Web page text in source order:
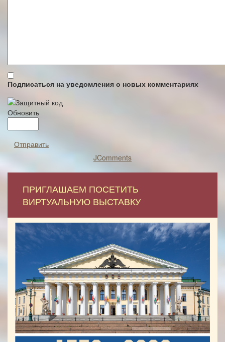
Подписаться на уведомления о новых комментариях
Обновить
Отправить
JComments
ПРИГЛАШАЕМ ПОСЕТИТЬ
ВИРТУАЛЬНУЮ ВЫСТАВКУ